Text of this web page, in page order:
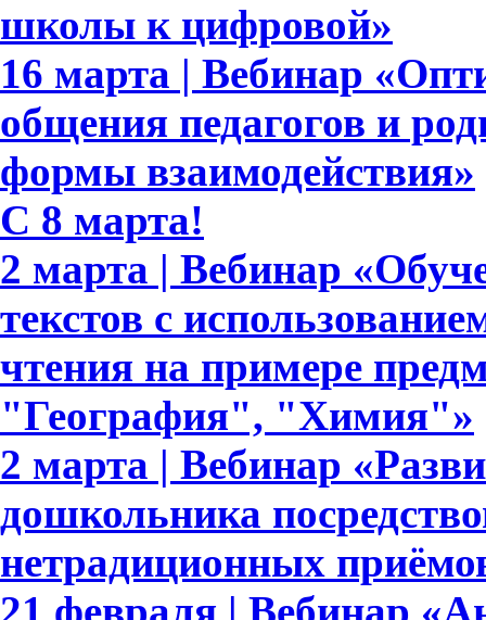
школы к цифровой»
16 марта | Вебинар
общения педагогов и
формы взаимодействия»
C 8 марта!
2 марта | Вебинар
текстов с
чтения на примере
"География", "Химия"»
2 марта | Вебинар
дошкольника
нетрадиционных